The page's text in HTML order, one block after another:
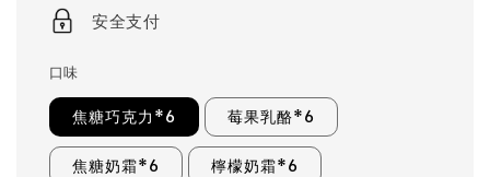
安全支付
口味
焦糖巧克力*6 莓果乳酪*6
焦糖奶霜*6 檸檬奶霜*6